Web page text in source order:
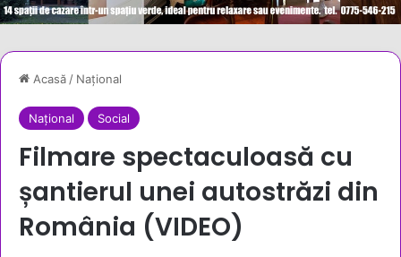
Acasă/ Național
Național Social
Filmare spectaculoasă cu
șantierul unei autostrăzi din
România (VIDEO)